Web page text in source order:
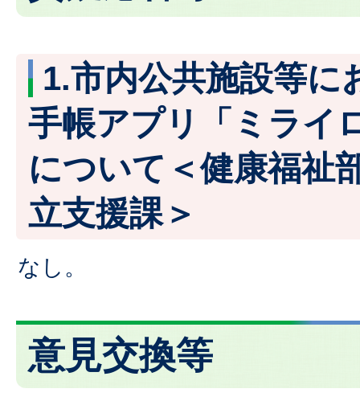
1.市内公共施設等に
手帳アプリ「ミライ
について＜健康福祉
立支援課＞
なし。
意見交換等